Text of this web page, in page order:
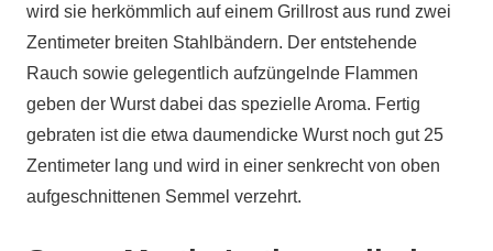
wird sie herkömmlich auf einem Grillrost aus rund zwei
Zentimeter breiten Stahlbändern. Der entstehende
Rauch sowie gelegentlich aufzüngelnde Flammen
geben der Wurst dabei das spezielle Aroma. Fertig
gebraten ist die etwa daumendicke Wurst noch gut 25
Zentimeter lang und wird in einer senkrecht von oben
aufgeschnittenen Semmel verzehrt.